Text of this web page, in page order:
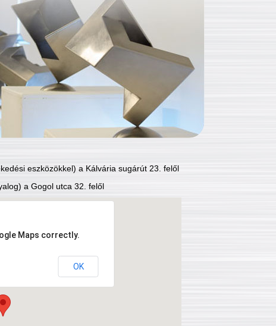
eszközökkel) a Kálvária sugárút 23. felől
a Gogol utca 32. felől
Maps correctly.
OK